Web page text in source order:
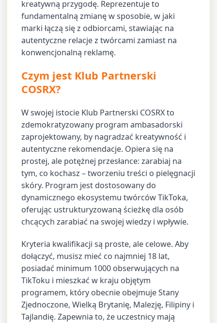
kreatywną przygodę. Reprezentuje to
fundamentalną zmianę w sposobie, w jaki
marki łączą się z odbiorcami, stawiając na
autentyczne relacje z twórcami zamiast na
konwencjonalną reklamę.
Czym jest Klub Partnerski
COSRX?
W swojej istocie Klub Partnerski COSRX to
zdemokratyzowany program ambasadorski
zaprojektowany, by nagradzać kreatywność i
autentyczne rekomendacje. Opiera się na
prostej, ale potężnej przesłance: zarabiaj na
tym, co kochasz – tworzeniu treści o pielęgnacji
skóry. Program jest dostosowany do
dynamicznego ekosystemu twórców TikToka,
oferując ustrukturyzowaną ścieżkę dla osób
chcących zarabiać na swojej wiedzy i wpływie.
Kryteria kwalifikacji są proste, ale celowe. Aby
dołączyć, musisz mieć co najmniej 18 lat,
posiadać minimum 1000 obserwujących na
TikToku i mieszkać w kraju objętym
programem, który obecnie obejmuje Stany
Zjednoczone, Wielką Brytanię, Malezję, Filipiny i
Tajlandię. Zapewnia to, że uczestnicy mają